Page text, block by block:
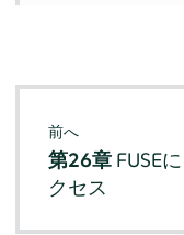
前へ
第26章 FUSE
クセス